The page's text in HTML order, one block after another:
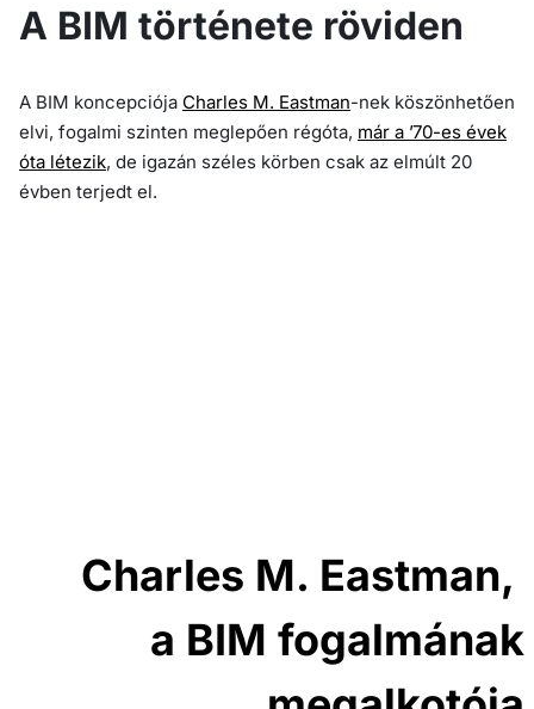
A BIM története röviden
A BIM koncepciója Charles M. Eastman-nek köszönhetően
elvi, fogalmi szinten meglepően régóta, már a ’70-es évek
óta létezik, de igazán széles körben csak az elmúlt 20
évben terjedt el.
Charles M. Eastman,
a BIM fogalmának